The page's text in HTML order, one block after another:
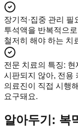
장기적·집중 관리 필
투석액을 반복적으
철저히 해야 하는 치
전문 치료의 특징: 현
시판되지 않아, 전용
의료진이 직접 시행
요구돼요.
알아두기: 복